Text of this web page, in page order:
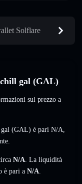
Solflare
gal (GAL)
sul prezzo a
(GAL) è pari N/A,
N/A. La liquidità
è pari a N/A.